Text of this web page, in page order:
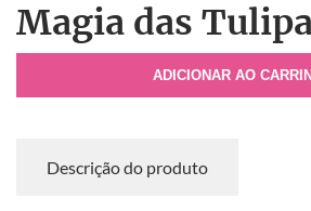
Magia das
ADICIONAR AO
Descrição do produto